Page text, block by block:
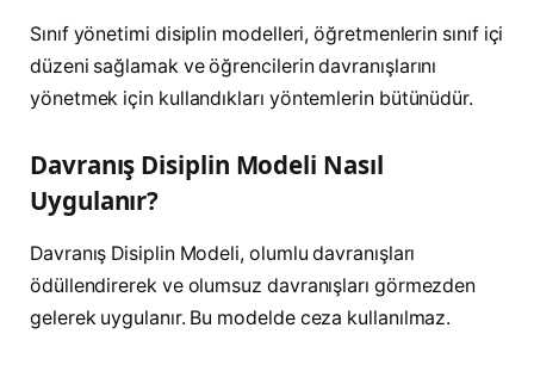
Sınıf yönetimi disiplin modelleri, öğretmenlerin sınıf içi
düzeni sağlamak ve öğrencilerin davranışlarını
yönetmek için kullandıkları yöntemlerin bütünüdür.
Davranış Disiplin Modeli Nasıl
Uygulanır?
Davranış Disiplin Modeli, olumlu davranışları
ödüllendirerek ve olumsuz davranışları görmezden
gelerek uygulanır. Bu modelde ceza kullanılmaz.